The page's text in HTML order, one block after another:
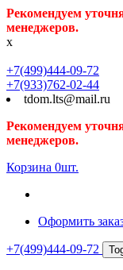
Рекомендуем
менеджеров.
x
+7(499)444-09-72
+7(933)762-02-44
tdom.lts@mail.ru
Рекомендуем
менеджеров.
Корзина 0шт.
Оформить
+7(499)444-09-72